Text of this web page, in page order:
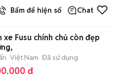
Bấm để hiện số Chat
xe Fusu chính chủ còn đẹp
Việt Nam Đã sử dụng
đ